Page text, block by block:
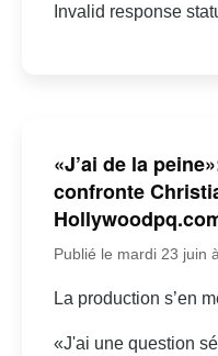
Invalid response
«J’ai de la
confronte
Publié le mardi 23 juin
La production s’en
«J'ai une question